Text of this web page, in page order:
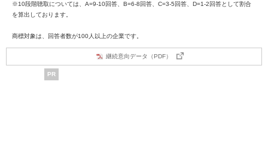
※10段階聴取については、A=9-10回答、B=6-8回答、C=3-5回答、D=1-2回答として割合
を算出しております。
商標対象は、回答者数が100人以上の企業です。
継続意向データ（PDF）
PR